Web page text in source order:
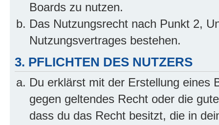
Boards zu nutzen.
Das Nutzungsrecht nach Punkt 2,
Nutzungsvertrages bestehen.
3. PFLICHTEN DES NUTZERS
Du erklärst mit der Erstellung eines
gegen geltendes Recht oder die
dass du das Recht besitzt, die in